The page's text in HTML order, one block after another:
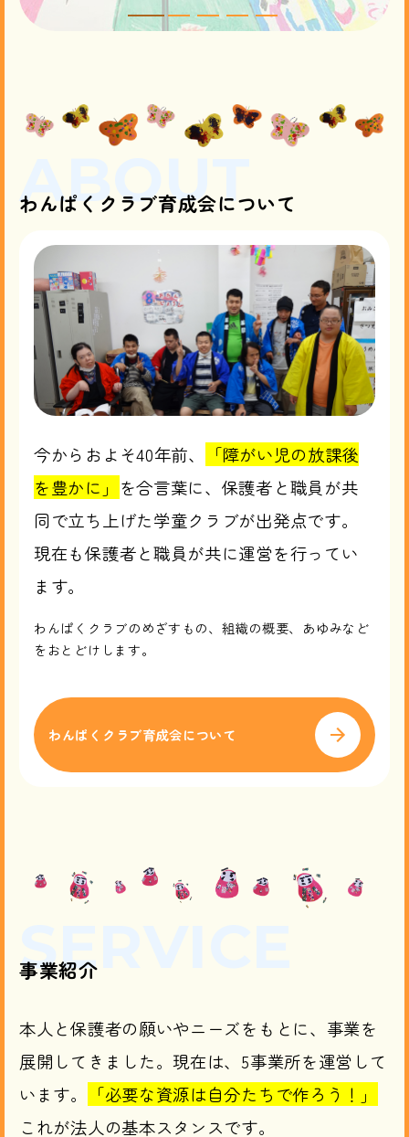
ABOUT
わんぱくクラブ育成会について
今からおよそ40年前、
「障がい児の放課後
を豊かに」 を合言葉に、保護者と職員が共
同で立ち上げた学童クラブが出発点です。
現在も保護者と職員が共に運営を行ってい
ます。
わんぱくクラブのめざすもの、組織の概要、あゆみなど
をおとどけします。
わんぱくクラブ育成会について
SERVICE
事業紹介
本人と保護者の願いやニーズをもとに、事業を
展開してきました。現在は、5事業所を運営して
います。
「必要な資源は自分たちで作ろう！」
これが法人の基本スタンスです。